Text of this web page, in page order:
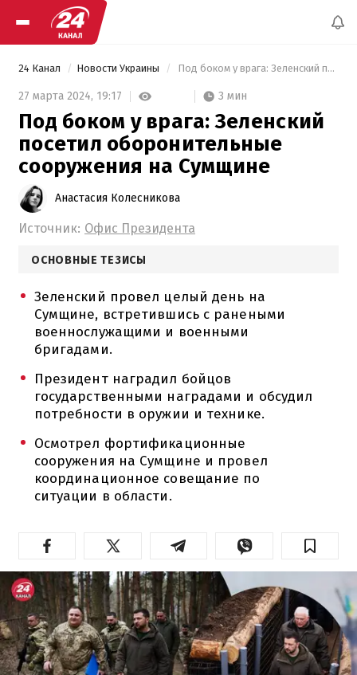
24 Канал Новости Украины Под боком у врага: Зеленский посетил оборонительные сооружения на Сумщине
27 марта 2024, 19:17 3 мин
Под боком у врага: Зеленский
посетил оборонительные
сооружения на Сумщине
Анастасия Колесникова
Источник: Офис Президента
ОСНОВНЫЕ ТЕЗИСЫ
Зеленский провел целый день на
Сумщине, встретившись с ранеными
военнослужащими и военными
бригадами.
Президент наградил бойцов
государственными наградами и обсудил
потребности в оружии и технике.
Осмотрел фортификационные
сооружения на Сумщине и провел
координационное совещание по
ситуации в области.